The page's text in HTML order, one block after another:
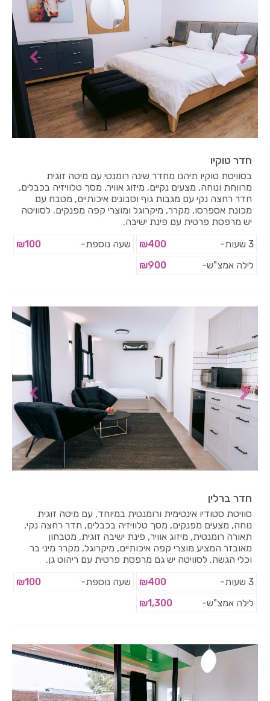
חדר טוקיו
בסוויטת טוקיו תיהנו מחדר שינה רומנטי עם מיטה זוגית
מרווחת ונוחה, מצעים נקיים, מיזוג אוויר, מסך טלוויזיה בכבלים,
חדר רחצה נקי עם מגבות גוף וסבונים איכותיים, מטבח עם
מכונת אספרסו, מקרר, מיקרוגל ומוצרי קפה מפנקים. לסוויטה
יש מרפסת פרטית עם פינת ישיבה.
3 שעות-
₪400 שעה נוספת-
₪100
לילה אמצ"ש-
₪900
חדר ברלין
סוויטת סטודיו אינטימית ורומנטית במיוחד, עם מיטה זוגית
נוחה, מצעים מפנקים, מסך טלוויזיה בכבלים, חדר רחצה נקי,
תאורה רומנטית, מיזוג אוויר, פינת ישיבה זוגית, מטבחון
מאובזר המציע מוצרי קפה איכותיים, מיקרוגל, מקרר מיני בר
וכלי הגשה. לסוויטה יש גם מרפסת פרטית עם ריהוט גן.
3 שעות-
₪400 שעה נוספת-
₪100
לילה אמצ"ש-
₪1,300